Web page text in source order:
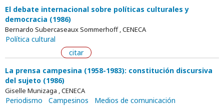
El debate internacional sobre políticas culturales y
democracia (1986)
Bernardo Subercaseaux Sommerhoff , CENECA
Política cultural
citar
La prensa campesina (1958-1983): constitución discursiva
del sujeto (1986)
Giselle Munizaga , CENECA
Periodismo Campesinos
Medios de comunicación